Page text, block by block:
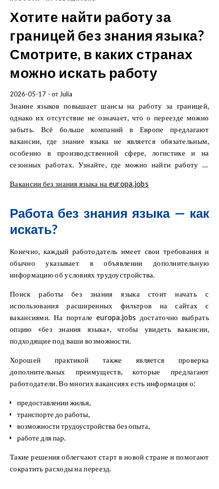
Хотите найти работу за
границей без знания языка?
Смотрите, в каких странах
можно искать работу
2026-05-17 - от Julia
Знание языков повышает шансы на работу за границей,
однако их отсутствие не означает, что о переезде можно
забыть. Всё больше компаний в Европе предлагают
вакансии, где знание языка не является обязательным,
особенно в производственной сфере, логистике и на
сезонных работах. Узнайте, где можно найти работу за
без знания языка.
Вакансии без знания языка на europa.jobs
Работа без знания языка — как
искать?
Конечно, каждый работодатель имеет свои требования и
обычно указывает в объявлении дополнительную
информацию об условиях трудоустройства.
Поиск работы без знания языка стоит начать с
использования расширенных фильтров на сайтах с
вакансиями. На портале europa.jobs достаточно выбрать
опцию «без знания языка», чтобы увидеть вакансии,
подходящие под ваши возможности.
Хорошей практикой также является проверка
дополнительных преимуществ, которые предлагают
работодатели. Во многих вакансиях есть информация о:
предоставлении жилья,
транспорте до работы,
возможности трудоустройства без опыта,
работе для пар.
Такие решения облегчают старт в новой стране и помогают
сократить расходы на переезд.